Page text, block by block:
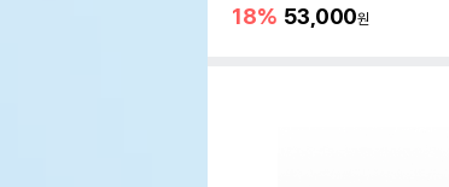
18% 53,000원